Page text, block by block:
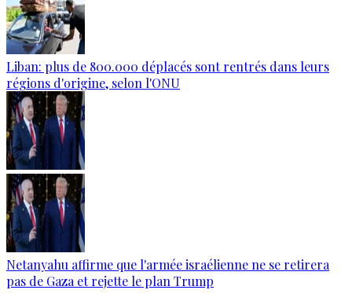
Liban: plus de 800.000 déplacés sont rentrés dans leurs
régions d'origine, selon l'ONU
Netanyahu affirme que l'armée israélienne ne se retirera
pas de Gaza et rejette le plan Trump